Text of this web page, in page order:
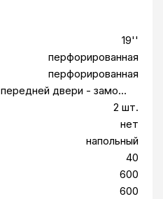
19''
перфорированная
перфорированная
передней двери - замок-
ручка; задней двери -
2 шт.
нет
напольный
40
600
600